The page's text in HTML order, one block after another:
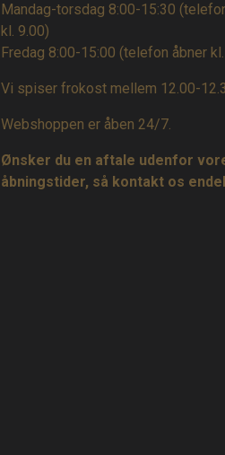
Mandag-torsdag 8:00-15:30
kl. 9.00)
Fredag 8:00-15:00 (telefon åbner
Vi spiser frokost mellem 12.00-
Webshoppen er åben 24/7.
Ønsker du en aftale udenfor
åbningstider, så kontakt os